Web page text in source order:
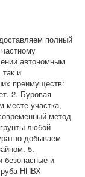
полный
автономным
и
преимуществ:
2. Буровая
месте участка,
метод
любой
добываем
5.
безопасные и
НПВХ